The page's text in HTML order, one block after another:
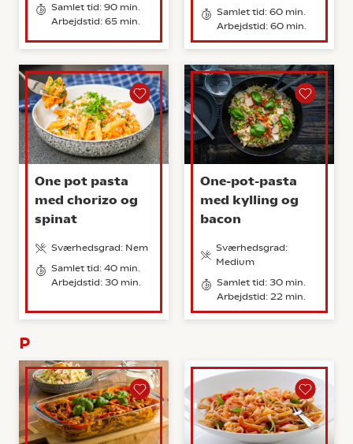
Samlet tid: 90 min.
Arbejdstid: 65 min.
Samlet tid: 60 min.
Arbejdstid: 60 min.
One pot pasta
med chorizo og
spinat
Sværhedsgrad: Nem
Samlet tid: 40 min.
Arbejdstid: 30 min.
One-pot-pasta
med kylling og
bacon
Sværhedsgrad:
Medium
Samlet tid: 30 min.
Arbejdstid: 22 min.
P